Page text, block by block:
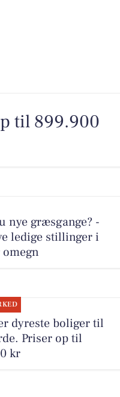
til 899.900
nye græsgange? -
ledige stillinger i
dyreste boliger til
Priser op til
kr